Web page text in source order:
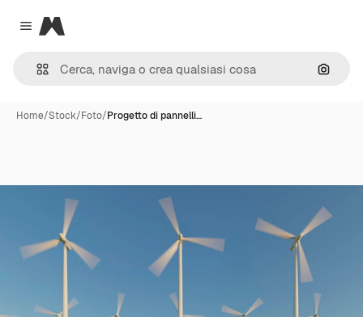
Close menu
Magnific
Cerca
Home/Stock/Foto/Progetto di pannelli…